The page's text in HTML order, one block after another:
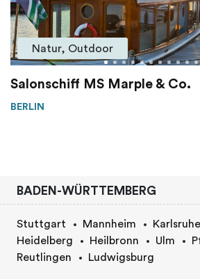
Natur, Outdoor
Salonschiff MS Marple & Co.
BERLIN
BADEN-WÜRTTEMBERG
Stuttgart Mannheim Karlsruhe
Heidelberg
Heilbronn Ulm
Reutlingen
Ludwigsburg